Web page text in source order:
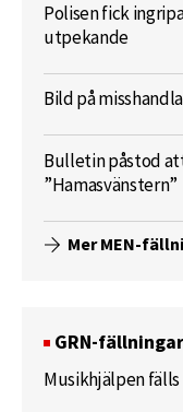
Polisen fick
utpekande
Bild på
Bulletin påstod
”Hamasvänstern”
Mer MEN-
GRN-fällningar
Musikhjälpen